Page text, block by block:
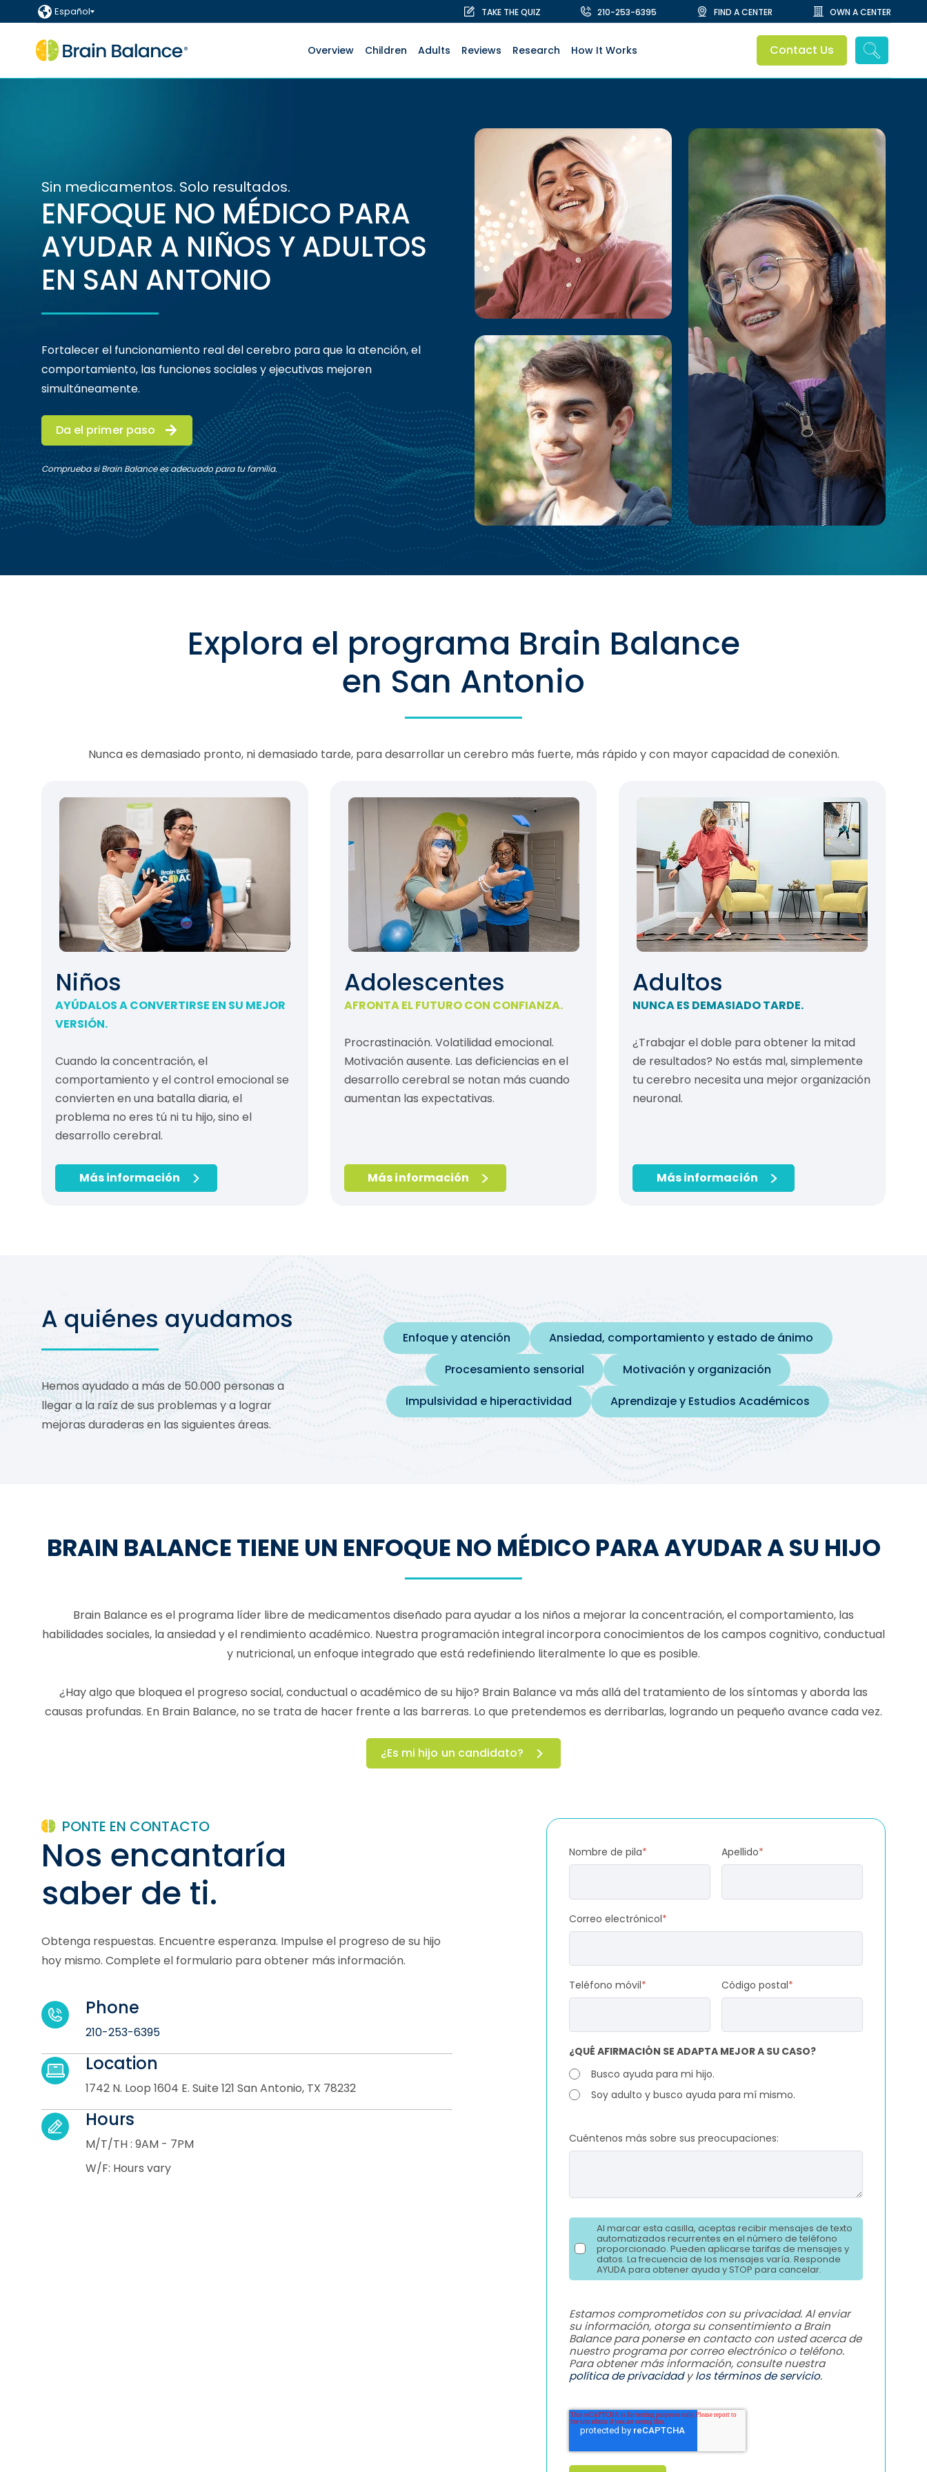
Español TAKE THE QUIZ 210-253-6395 FIND A CENTER OWN A CENTER
Overview Children Adults Reviews Research How It Works Contact Us
Sin medicamentos. Solo resultados.
ENFOQUE NO MÉDICO PARA
AYUDAR A NIÑOS Y ADULTOS
EN SAN ANTONIO
Fortalecer el funcionamiento real del cerebro para que la atención, el
comportamiento, las funciones sociales y ejecutivas mejoren
simultáneamente.
Da el primer paso
Comprueba si Brain Balance es adecuado para tu familia.
Explora el programa Brain Balance
en San Antonio
Nunca es demasiado pronto, ni demasiado tarde, para desarrollar un cerebro más fuerte, más rápido y con mayor capacidad de conexión.
Niños
AYÚDALOS A CONVERTIRSE EN SU MEJOR
VERSIÓN.
Cuando la concentración, el
comportamiento y el control emocional se
convierten en una batalla diaria, el
problema no eres tú ni tu hijo, sino el
desarrollo cerebral.
Más información
Adolescentes
AFRONTA EL FUTURO CON CONFIANZA.
Procrastinación. Volatilidad emocional.
Motivación ausente. Las deficiencias en el
desarrollo cerebral se notan más cuando
aumentan las expectativas.
Más información
Adultos
NUNCA ES DEMASIADO TARDE.
¿Trabajar el doble para obtener la mitad
de resultados? No estás mal, simplemente
tu cerebro necesita una mejor organización
neuronal.
Más información
A quiénes ayudamos
Hemos ayudado a más de 50.000 personas a
llegar a la raíz de sus problemas y a lograr
mejoras duraderas en las siguientes áreas.
Enfoque y atención
Ansiedad, comportamiento y estado de ánimo
Procesamiento sensorial
Motivación y organización
Impulsividad e hiperactividad
Aprendizaje y Estudios Académicos
BRAIN BALANCE TIENE UN ENFOQUE NO MÉDICO PARA AYUDAR A SU HIJO
Brain Balance es el programa líder libre de medicamentos diseñado para ayudar a los niños a mejorar la concentración, el comportamiento, las
habilidades sociales, la ansiedad y el rendimiento académico. Nuestra programación integral incorpora conocimientos de los campos cognitivo, conductual
y nutricional, un enfoque integrado que está redefiniendo literalmente lo que es posible.
¿Hay algo que bloquea el progreso social, conductual o académico de su hijo? Brain Balance va más allá del tratamiento de los síntomas y aborda las
causas profundas. En Brain Balance, no se trata de hacer frente a las barreras. Lo que pretendemos es derribarlas, logrando un pequeño avance cada vez.
¿Es mi hijo un candidato?
PONTE EN CONTACTO
Nos encantaría
saber de ti.
Obtenga respuestas. Encuentre esperanza. Impulse el progreso de su hijo
hoy mismo. Complete el formulario para obtener más información.
Location
1742 N. Loop 1604 E. Suite 121 San Antonio, TX 78232
Phone
210-253-6395
Hours
M/T/TH : 9AM - 7PM
W/F: Hours vary
Nombre de pila* Apellido*
Correo electrónicol*
Teléfono móvil* Código postal*
¿QUÉ AFIRMACIÓN SE ADAPTA MEJOR A SU CASO?
Busco ayuda para mi hijo.
Soy adulto y busco ayuda para mí mismo.
Cuéntenos más sobre sus preocupaciones:
Al marcar esta casilla, aceptas recibir mensajes de texto
automatizados recurrentes en el número de teléfono
proporcionado. Pueden aplicarse tarifas de mensajes y
datos. La frecuencia de los mensajes varía. Responde
AYUDA para obtener ayuda y STOP para cancelar.
Estamos comprometidos con su privacidad. Al enviar
su información, otorga su consentimiento a Brain
Balance para ponerse en contacto con usted acerca de
nuestro programa por correo electrónico o teléfono.
Para obtener más información, consulte nuestra
política de privacidadylos términos de servicio.